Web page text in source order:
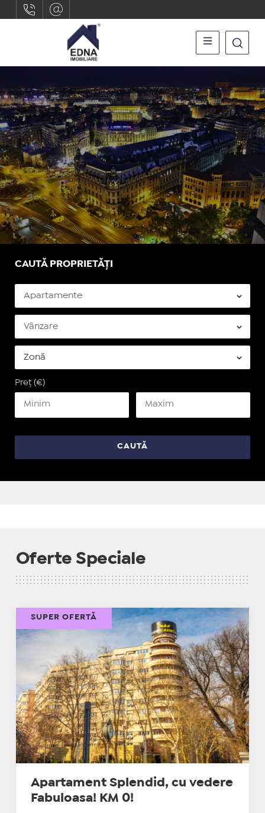
CAUTĂ PROPRIETĂȚI
Preț (€)
Oferte Speciale
Apartament Splendid, cu vedere
Fabuloasa! KM 0!
SUPER OFERTĂ